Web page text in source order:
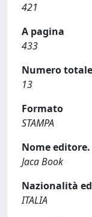
421
A pagina
433
Numero
13
Formato
STAMPA
Nome editore.
Jaca Book
Nazionalità
ITALIA